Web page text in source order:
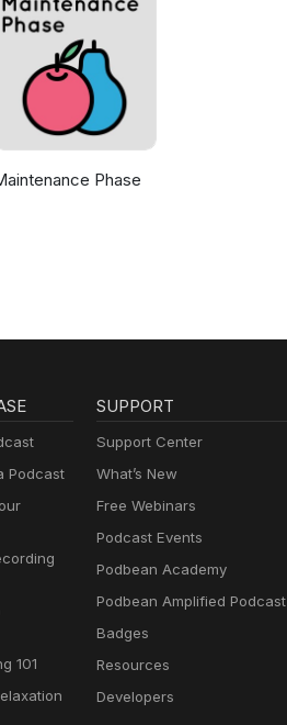
Phase
Podcast
101
SUPPORT
Support Center
What’s New
Free Webinars
Podcast Events
Podbean Academy
Podbean Amplified Podcast
Badges
Resources
Developers